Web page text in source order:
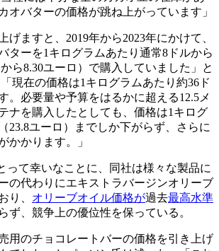
オバターの価格が跳ね上がっています」
げますと、2019年から2023年にかけて、
ターを1キログラムあたり通常8ドルから
ら8.30ユーロ）で購入していました」と
「現在の価格は1キログラムあたり約36ド
。必要量や予算をはるかに超える12.5メ
ナを購入したとしても、価格は1キログ
23.8ユーロ）までしか下がらず、さらに
かかります。」
って幸いなことに、同社は様々な製品に
の代わりにエキストラバージンオリーブ
り、 オリーブオイル価格が過去最高水準
ず、競争上の優位性を保っている。
用のチョコレートバーの価格を引き上げ